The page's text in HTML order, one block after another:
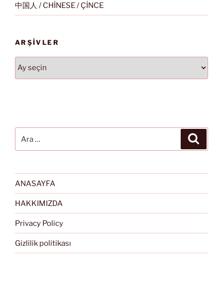
中国人 / CHİNESE / ÇİNCE
ARŞIVLER
Arşivler
ANASAYFA
HAKKIMIZDA
Privacy Policy
Gizlilik politikası